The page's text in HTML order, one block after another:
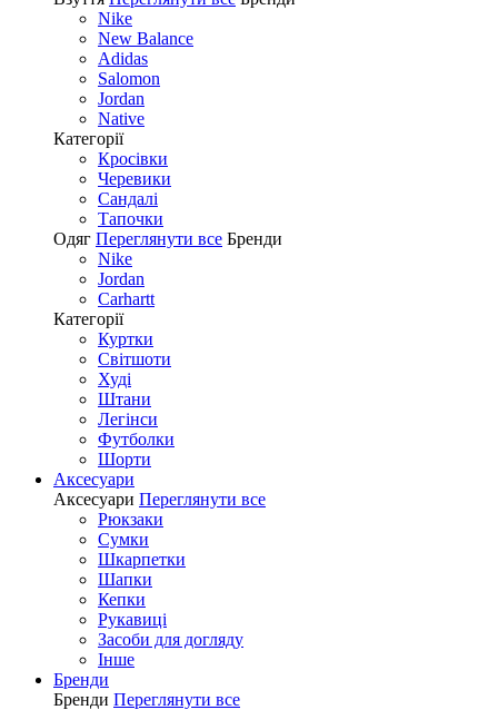
Nike
New Balance
Adidas
Salomon
Jordan
Native
Категорії
Кросівки
Черевики
Сандалі
Tапочки
Одяг Переглянути все Бренди
Nike
Jordan
Carhartt
Категорії
Куртки
Світшоти
Худі
Штани
Легінси
Футболки
Шорти
Аксесуари
Аксесуари Переглянути все
Рюкзаки
Сумки
Шкарпетки
Шапки
Кепки
Рукавиці
Засоби для догляду
Інше
Бренди
Бренди Переглянути все